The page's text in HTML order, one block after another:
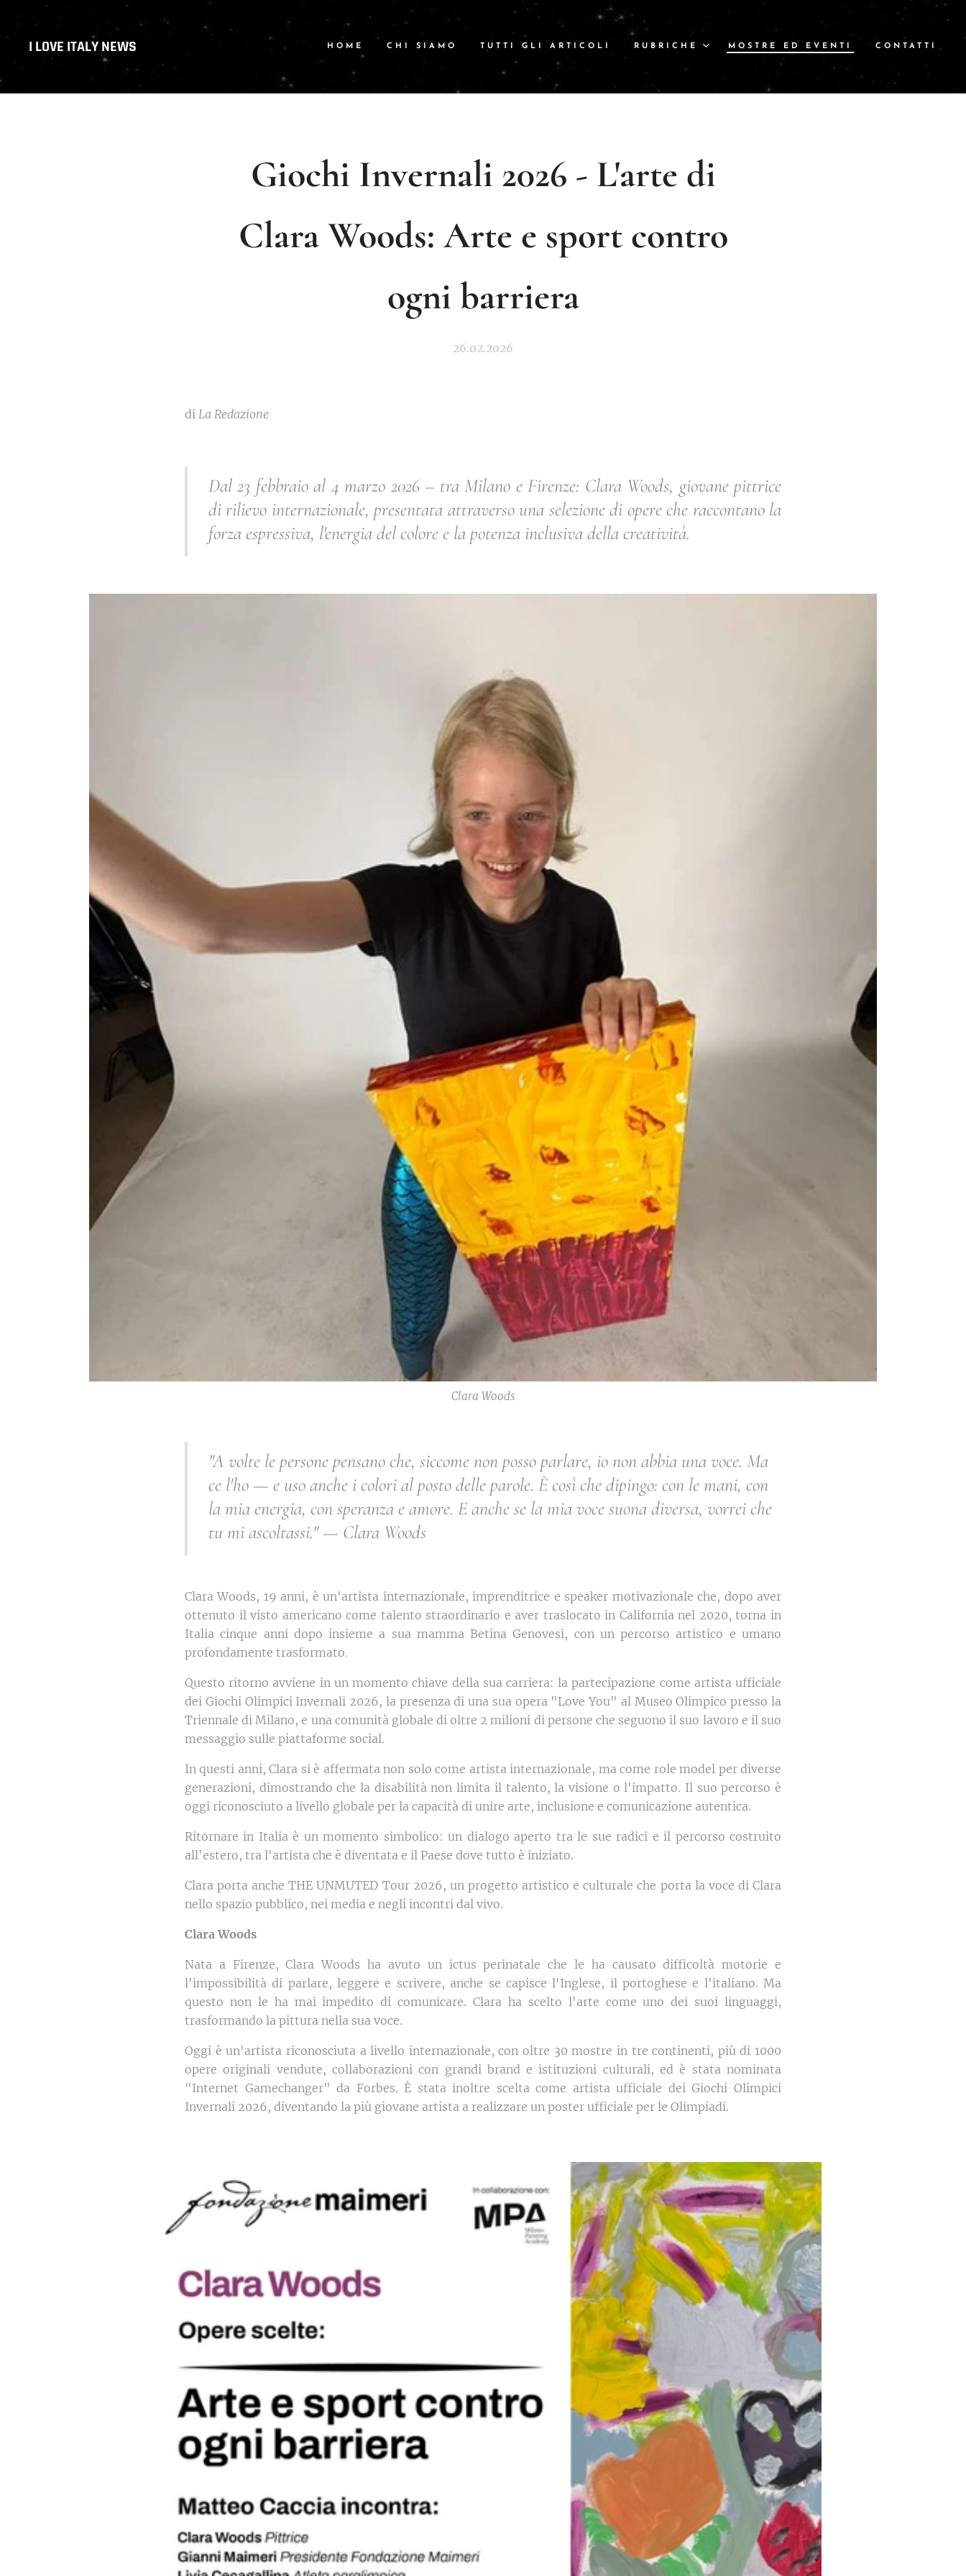
I LOVE ITALY NEWS HOME CHI SIAMO TUTTI GLI ARTICOLI RUBRICHE MOSTRE ED EVENTI CONTATTI
Giochi Invernali 2026 - L'arte di
Clara Woods: Arte e sport contro
ogni barriera
26.02.2026
di La Redazione
Dal 23 febbraio al 4 marzo 2026 – tra Milano e Firenze: Clara Woods, giovane pittrice
di rilievo internazionale, presentata attraverso una selezione di opere che raccontano la
forza espressiva, l'energia del colore e la potenza inclusiva della creatività.
Clara Woods
"A volte le persone pensano che, siccome non posso parlare, io non abbia una voce. Ma
ce l'ho — e uso anche i colori al posto delle parole. È così che dipingo: con le mani, con
la mia energia, con speranza e amore. E anche se la mia voce suona diversa, vorrei che
tu mi ascoltassi." — Clara Woods
Clara Woods, 19 anni, è un'artista internazionale, imprenditrice e speaker motivazionale che, dopo aver
ottenuto il visto americano come talento straordinario e aver traslocato in California nel 2020, torna in
Italia cinque anni dopo insieme a sua mamma Betina Genovesi, con un percorso artistico e umano
profondamente trasformato.
Questo ritorno avviene in un momento chiave della sua carriera: la partecipazione come artista ufficiale
dei Giochi Olimpici Invernali 2026, la presenza di una sua opera "Love You" al Museo Olimpico presso la
Triennale di Milano, e una comunità globale di oltre 2 milioni di persone che seguono il suo lavoro e il suo
messaggio sulle piattaforme social.
In questi anni, Clara si è affermata non solo come artista internazionale, ma come role model per diverse
generazioni, dimostrando che la disabilità non limita il talento, la visione o l'impatto. Il suo percorso è
oggi riconosciuto a livello globale per la capacità di unire arte, inclusione e comunicazione autentica.
Ritornare in Italia è un momento simbolico: un dialogo aperto tra le sue radici e il percorso costruito
all'estero, tra l'artista che è diventata e il Paese dove tutto è iniziato.
Clara porta anche THE UNMUTED Tour 2026, un progetto artistico e culturale che porta la voce di Clara
nello spazio pubblico, nei media e negli incontri dal vivo.
Clara Woods
Nata a Firenze, Clara Woods ha avuto un ictus perinatale che le ha causato difficoltà motorie e
l'impossibilità di parlare, leggere e scrivere, anche se capisce l'Inglese, il portoghese e l'italiano. Ma
questo non le ha mai impedito di comunicare. Clara ha scelto l'arte come uno dei suoi linguaggi,
trasformando la pittura nella sua voce.
Oggi è un'artista riconosciuta a livello internazionale, con oltre 30 mostre in tre continenti, più di 1000
opere originali vendute, collaborazioni con grandi brand e istituzioni culturali, ed è stata nominata
"Internet Gamechanger" da Forbes. È stata inoltre scelta come artista ufficiale dei Giochi Olimpici
Invernali 2026, diventando la più giovane artista a realizzare un poster ufficiale per le Olimpiadi.